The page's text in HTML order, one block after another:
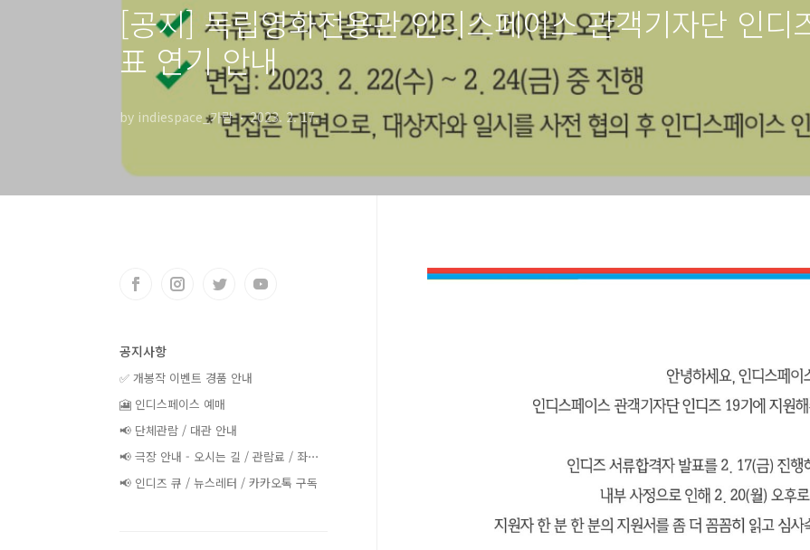
[공지] 독립영화전용관 인디스페이스 관객기자단 인디
표 연기 안내
by indiespace_가람 2023. 2. 17.
공지사항
✅ 개봉작 이벤트 경품 안내
🎦 인디스페이스 예매
📢 단체관람 / 대관 안내
📢 극장 안내 - 오시는 길 / 관람료 / 좌⋯
📢 인디즈 큐 / 뉴스레터 / 카카오톡 구독